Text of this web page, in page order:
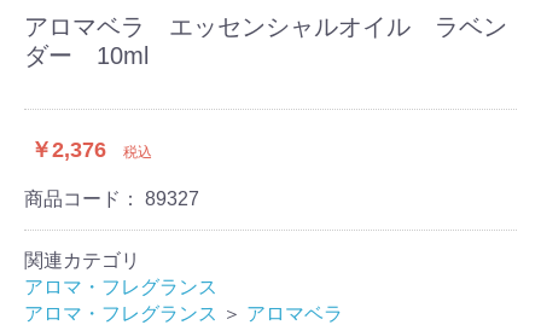
アロマベラ エッセンシャルオイル ラベン
ダー 10ml
￥2,376 税込
商品コード： 89327
関連カテゴリ
アロマ・フレグランス
アロマ・フレグランス ＞ アロマベラ